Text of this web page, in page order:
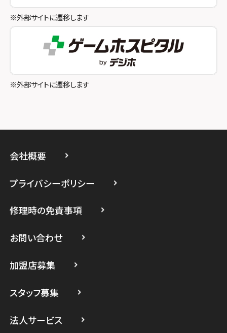
スマホスピタル八王子
スマホスピタル町田
スマホスピタル吉祥寺
スマホスピタル立川
スマホスピタル たまプラーザ駅前
スマホスピタル 登戸・向ヶ丘遊園
スマホスピタル 武蔵小杉
スマホスピタル テルル上大岡
※外部サイトに遷移します
※外部サイトに遷移します
会社概要
プライバシーポリシー
修理時の免責事項
お問い合わせ
加盟店募集
スタッフ募集
法人サービス